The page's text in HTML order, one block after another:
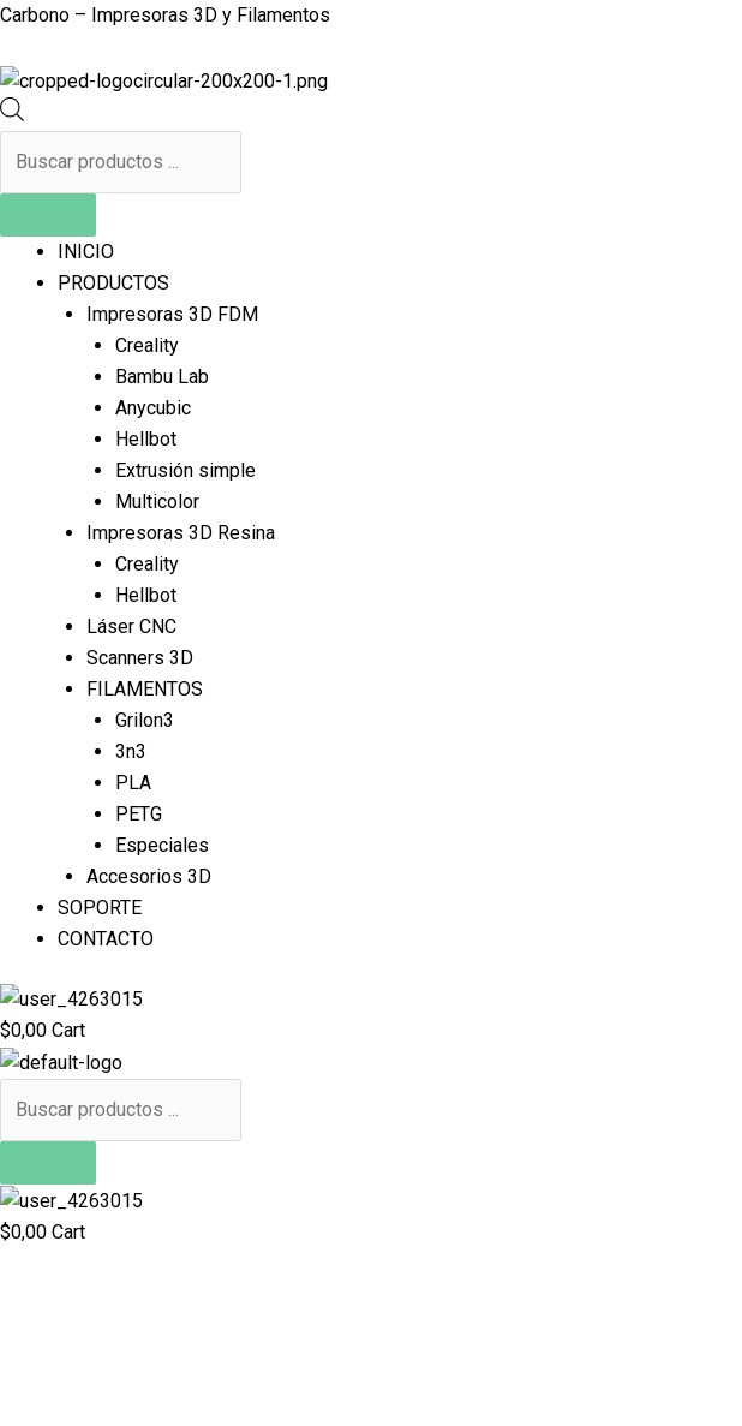
Ir
contenido
Carbono – Impresoras 3D y Filamentos
Products
Menu
INICIO
PRODUCTOS
Impresoras 3D FDM
Creality
Bambu Lab
Anycubic
Hellbot
Extrusión simple
Multicolor
Impresoras 3D Resina
Creality
Hellbot
Láser CNC
Scanners 3D
FILAMENTOS
Grilon3
3n3
PLA
PETG
Especiales
Accesorios 3D
SOPORTE
CONTACTO
$0,00 Cart
Products
$0,00 Cart